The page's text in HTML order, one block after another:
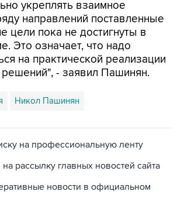
укреплять взаимное
направлений поставленные
цели пока не достигнуты в
Это означает, что надо
на практической реализации
- заявил Пашинян.
Никол Пашинян
на профессиональную ленту
рассылку главных новостей сайта
новости в официальном